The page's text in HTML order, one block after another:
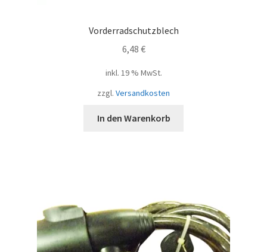
Vorderradschutzblech
6,48 €
inkl. 19 % MwSt.
zzgl. Versandkosten
In den Warenkorb